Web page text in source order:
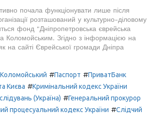
почала функціонувати лише після
розташований у культурно-діловому
фонд "Дніпропетровська єврейська
Згідно з інформацією на
на сайті Єврейської громади Дніпра
Коломойський #Паспорт #ПриватБанк
Києва #Кримінальний кодекс України
(Україна) #Генеральний прокурор
процесуальний кодекс України #Слідчий